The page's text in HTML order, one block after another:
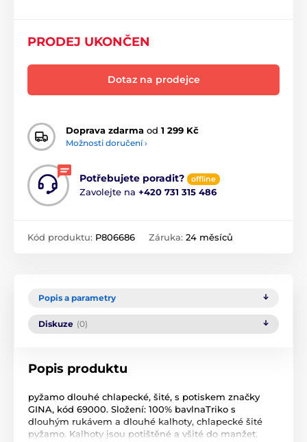
PRODEJ UKONČEN
Dotaz na prodejce
Doprava zdarma od 1 299 Kč
Možnosti doručení ›
Potřebujete poradit? offline
Zavolejte na +420 731 315 486
Kód produktu: P806686 Záruka: 24 měsíců
Popis a parametry
Diskuze (0)
Popis produktu
pyžamo dlouhé chlapecké, šité, s potiskem značky
GINA, kód 69000. Složení: 100% bavlnaTriko s
dlouhým rukávem a dlouhé kalhoty, chlapecké šité
pyžamo. Kalhoty jsou potištěné a všité do manžet.